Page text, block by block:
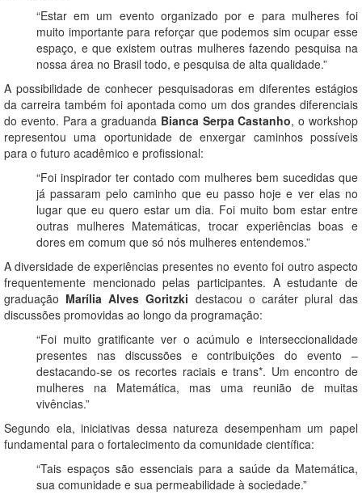
“Estar em um evento organizado por e para mulheres foi
muito importante para reforçar que podemos sim ocupar esse
espaço, e que existem outras mulheres fazendo pesquisa na
nossa área no Brasil todo, e pesquisa de alta qualidade.”
A possibilidade de conhecer pesquisadoras em diferentes estágios
da carreira também foi apontada como um dos grandes diferenciais
do evento. Para a graduanda Bianca Serpa Castanho, o workshop
representou uma oportunidade de enxergar caminhos possíveis
para o futuro acadêmico e profissional:
“Foi inspirador ter contado com mulheres bem sucedidas que
já passaram pelo caminho que eu passo hoje e ver elas no
lugar que eu quero estar um dia. Foi muito bom estar entre
outras mulheres Matemáticas, trocar experiências boas e
dores em comum que só nós mulheres entendemos.”
A diversidade de experiências presentes no evento foi outro aspecto
frequentemente mencionado pelas participantes. A estudante de
graduação Marília Alves Goritzki destacou o caráter plural das
discussões promovidas ao longo da programação:
“Foi muito gratificante ver o acúmulo e interseccionalidade
presentes nas discussões e contribuições do evento –
destacando-se os recortes raciais e trans*. Um encontro de
mulheres na Matemática, mas uma reunião de muitas
vivências.”
Segundo ela, iniciativas dessa natureza desempenham um papel
fundamental para o fortalecimento da comunidade científica:
“Tais espaços são essenciais para a saúde da Matemática,
sua comunidade e sua permeabilidade à sociedade.”